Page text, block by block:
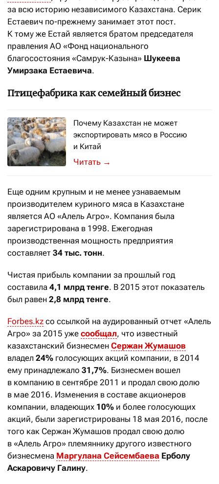
за всю историю независимого Казахстана. Серик
Естаевич по-прежнему занимает этот пост.
К тому же Естай является братом председателя
правления АО «Фонд национального
благосостояния «Самрук-Казына» Шукеева
Умирзака Естаевича.
Птицефабрика как семейный бизнес
Почему Казахстан не может
экспортировать мясо в Россию
и Китай
Казахстанские крестьяне
→
Еще одним крупным и не менее узнаваемым
производителем куриного мяса в Казахстане
является АО «Алель Агро». Компания была
зарегистрирована в 1998. Ежегодная
производственная мощность предприятия
составляет 34 тыс. тонн.
Чистая прибыль компании за прошлый год
составила 4,1 млрд тенге. В 2015 этот показатель
был равен 2,8 млрд тенге.
Forbes.kz со ссылкой на аудированный отчет «Алель
Агро» за 2015 уже сообщал, что известный
казахстанский бизнесмен Сержан Жумашов
владел 24% голосующих акций компании, в 2014
ему принадлежало 31,7%. Бизнесмен вошел
в компанию в сентябре 2011 и продал свою долю
в мае 2016. Изменения в составе акционеров
компании, владеющих 10% и более голосующих
акций, были зарегистрированы 18 мая 2016, после
того как Сержан Жумашов продал свою долю
в «Алель Агро» племяннику другого известного
бизнесмена Маргулана Сейсембаева Ерболу
Аскаровичу Галину.